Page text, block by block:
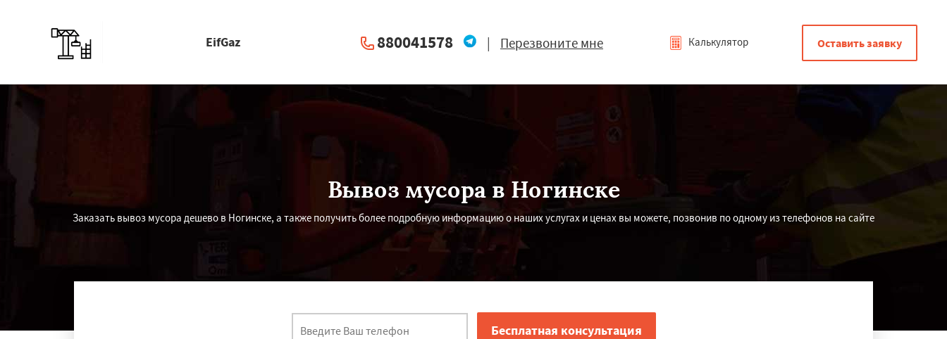
EifGaz 880041578 | Перезвоните мне Калькулятор Оставить заявку
Вывоз мусора в Ногинске
Заказать вывоз мусора дешево в Ногинске, а также получить более подробную информацию о наших услугах и ценах вы можете, позвонив по одному из телефонов на сайте